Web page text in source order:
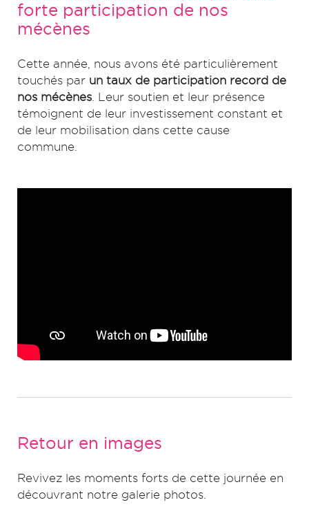
forte participation de nos
mécènes
Cette année, nous avons été particulièrement
touchés par un taux de participation record de
nos mécènes . Leur soutien et leur présence
témoignent de leur investissement constant et
de leur mobilisation dans cette cause
commune.
Retour en images
Revivez les moments forts de cette journée en
découvrant notre galerie photos.